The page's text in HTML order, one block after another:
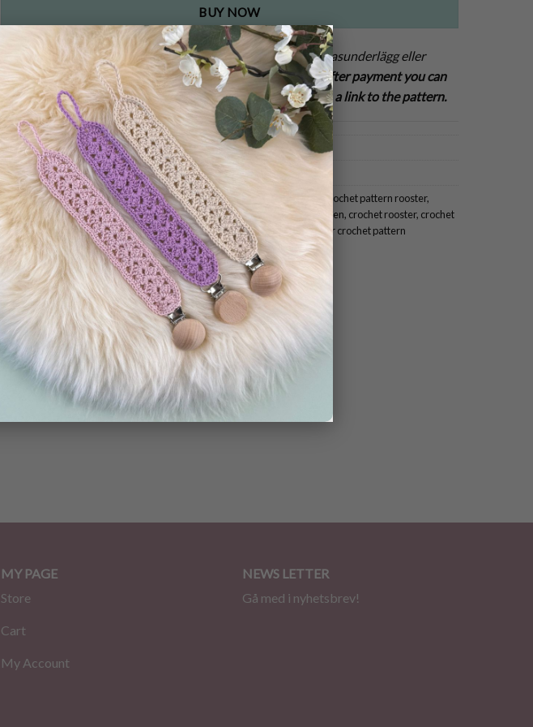
×
BUY NOW
Mönster på supergullig korg i form av en Höna att förvara glasunderlägg eller
annat i! Mönster på underlägg ingår inte i detta mönster!After payment you can
instantly download your new pattern! You get an email with a link to the pattern.
SKU:977
Categories:Alla mönster,Easter patterns,Till Hemmet
Tags:
crochet for the home,pattern crochet hen,pattern crochet chicken crochet pattern rooster,
crochet pattern kitchen,crochet easter patterns,crochet hen crochet chicken, crochet rooster, crochet
glass coaster ,crochet for kitchen,crochet for easter,crochet coaster ,Easter crochet pattern
Dela:
REVIEWS (0)
MY PAGE
Store
Cart
My Account
NEWS LETTER
Gå med i nyhetsbrev!